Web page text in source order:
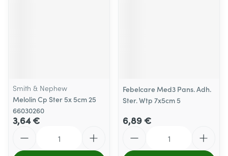
Smith & Nephew
Melolin Cp Ster 5x 5cm 25
66030260
3,64 €
Febelcare Med3 Pans. Adh.
Ster. Wtp 7x5cm 5
6,89 €